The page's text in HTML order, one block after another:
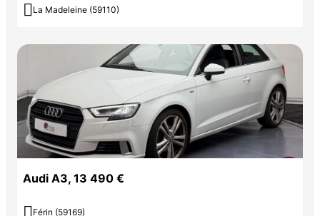
 La Madeleine (59110)
Audi A3, 13 490 €
Férin (59169)